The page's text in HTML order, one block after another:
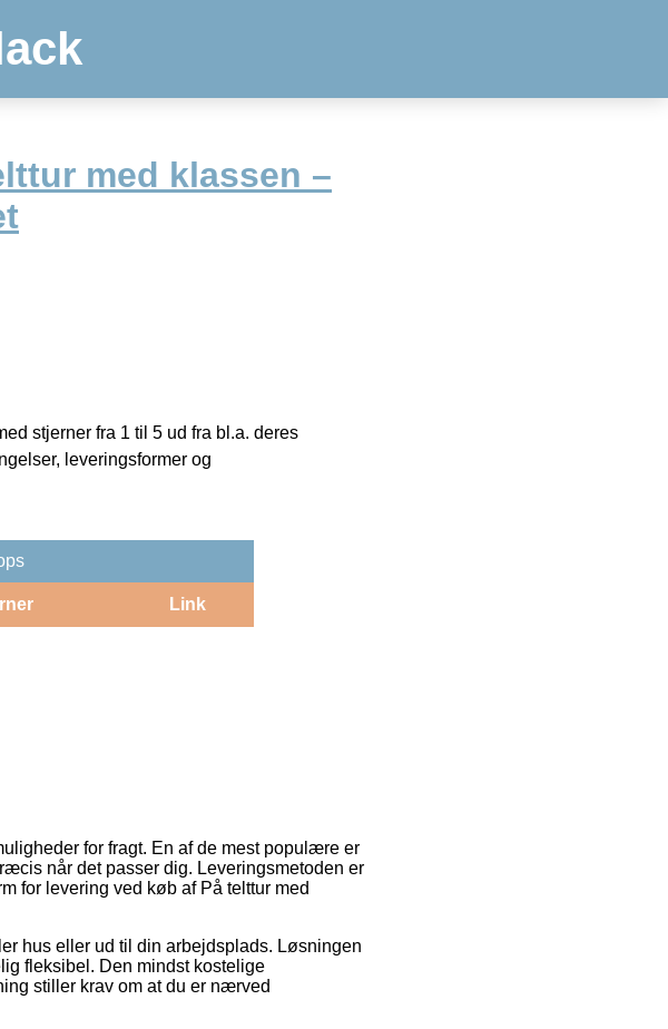
med klassen –
stjerner fra 1 til 5 ud fra bl.a. deres
leveringsformer og
Link
for fragt. En af de mest populære er
når det passer dig. Leveringsmetoden er
for levering ved køb af På telttur med
hus eller ud til din arbejdsplads. Løsningen
fleksibel. Den mindst kostelige
stiller krav om at du er nærved